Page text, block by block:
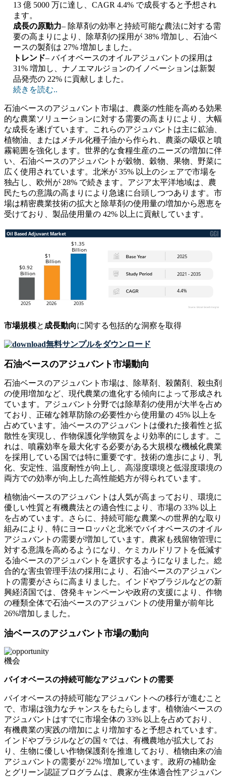
13 億 5000 万に達し、CAGR 4.4% で成長すると予想され
ます。
成長の原動力– 除草剤の効率と持続可能な農法に対する需
要の高まりにより、除草剤の採用が 38% 増加し、石油ベ
ースの製剤は 27% 増加しました。
トレンド– バイオベースのオイルアジュバントの採用は
31% 増加し、ナノエマルジョンのイノベーションは新製
品発売の 22% に貢献しました。
続きを読む..
石油ベースのアジュバント市場は、農薬の性能を高める効果
的な農業ソリューションに対する需要の高まりにより、大幅
な成長を遂げています。これらのアジュバントは主に鉱油、
植物油、またはメチル化種子油から作られ、農薬の吸収と噴
霧範囲を強化します。世界的な食糧生産のニーズの増加に伴
い、石油ベースのアジュバントが穀物、穀物、果物、野菜に
広く使用されています。北米が 35% 以上のシェアで市場を
独占し、欧州が 28% で続きます。アジア太平洋地域は、農
民たちの意識の高まりにより急速に台頭しつつあります。市
場は精密農業技術の拡大と除草剤の使用量の増加から恩恵を
受けており、製品使用量の 42% 以上に貢献しています。
市場規模と 成長動向に関する包括的な洞察を取得
無料サンプルをダウンロード
石油ベースのアジュバント市場動向
石油ベースのアジュバント市場は、除草剤、殺菌剤、殺虫剤
の使用増加など、現代農業の進化する傾向によって形成され
ています。アジュバント分野では除草剤の使用が大半を占め
ており、正確な雑草防除の必要性から使用量の 45% 以上を
占めています。油ベースのアジュバントは優れた接着性と拡
散性を実現し、作物保護化学物質をより効率的にします。こ
れは、噴霧効率を最大化する必要がある大規模な機械化農業
を採用している国では特に重要です。技術の進歩により、乳
化、安定性、温度耐性が向上し、高湿度環境と低湿度環境の
両方での効率が向上した高性能処方が得られています。
植物油ベースのアジュバントは人気が高まっており、環境に
優しい性質と有機農法との適合性により、市場の 33% 以上
を占めています。さらに、持続可能な農業への世界的な取り
組みにより、特にヨーロッパと北米でバイオベースのオイル
アジュバントの需要が増加しています。農家も残留物管理に
対する意識を高めるようになり、ケミカルドリフトを低減す
る油ベースのアジュバントを選択するようになりました。総
合的な害虫管理手法の採用により、石油ベースのアジュバン
トの需要がさらに高まりました。インドやブラジルなどの新
興経済国では、啓発キャンペーンや政府の支援により、作物
の種類全体で石油ベースのアジュバントの使用量が前年比
26%増加しました。
油ベースのアジュバント市場の動向
機会
バイオベースの持続可能なアジュバントの需要
バイオベースの持続可能なアジュバントへの移行が進むこと
で、市場は強力なチャンスをもたらします。植物油ベースの
アジュバントはすでに市場全体の 33% 以上を占めており、
有機農業の実践の増加により増加すると予想されています。
インドやブラジルなどの国々では、有機農地が拡大してお
り、生物に優しい作物保護剤を推進しており、植物由来の油
アジュバントの需要が 22% 増加しています。政府の補助金
とグリーン認証プログラムは、農家が生体適合性アジュバン